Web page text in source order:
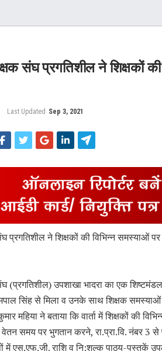
संघ प्रगतिशील ने शिक्षकों की
Last Updated Sep 3, 2021
प्रगतिशील ने शिक्षकों की विभिन्न समस्याओं पर
(प्रगतिशील) उपशाखा भादरा का एक
सिंह से मिला व उनके साथ शिक्षक समस्याओं
महिया ने बताया कि वार्ता में शिक्षकों की
समय पर भुगतान करने, रा.प्रा.वि. नंबर 3 से
एस.एफ.जी. राशि व नि:शुल्क पाठ्य-पुस्तकें